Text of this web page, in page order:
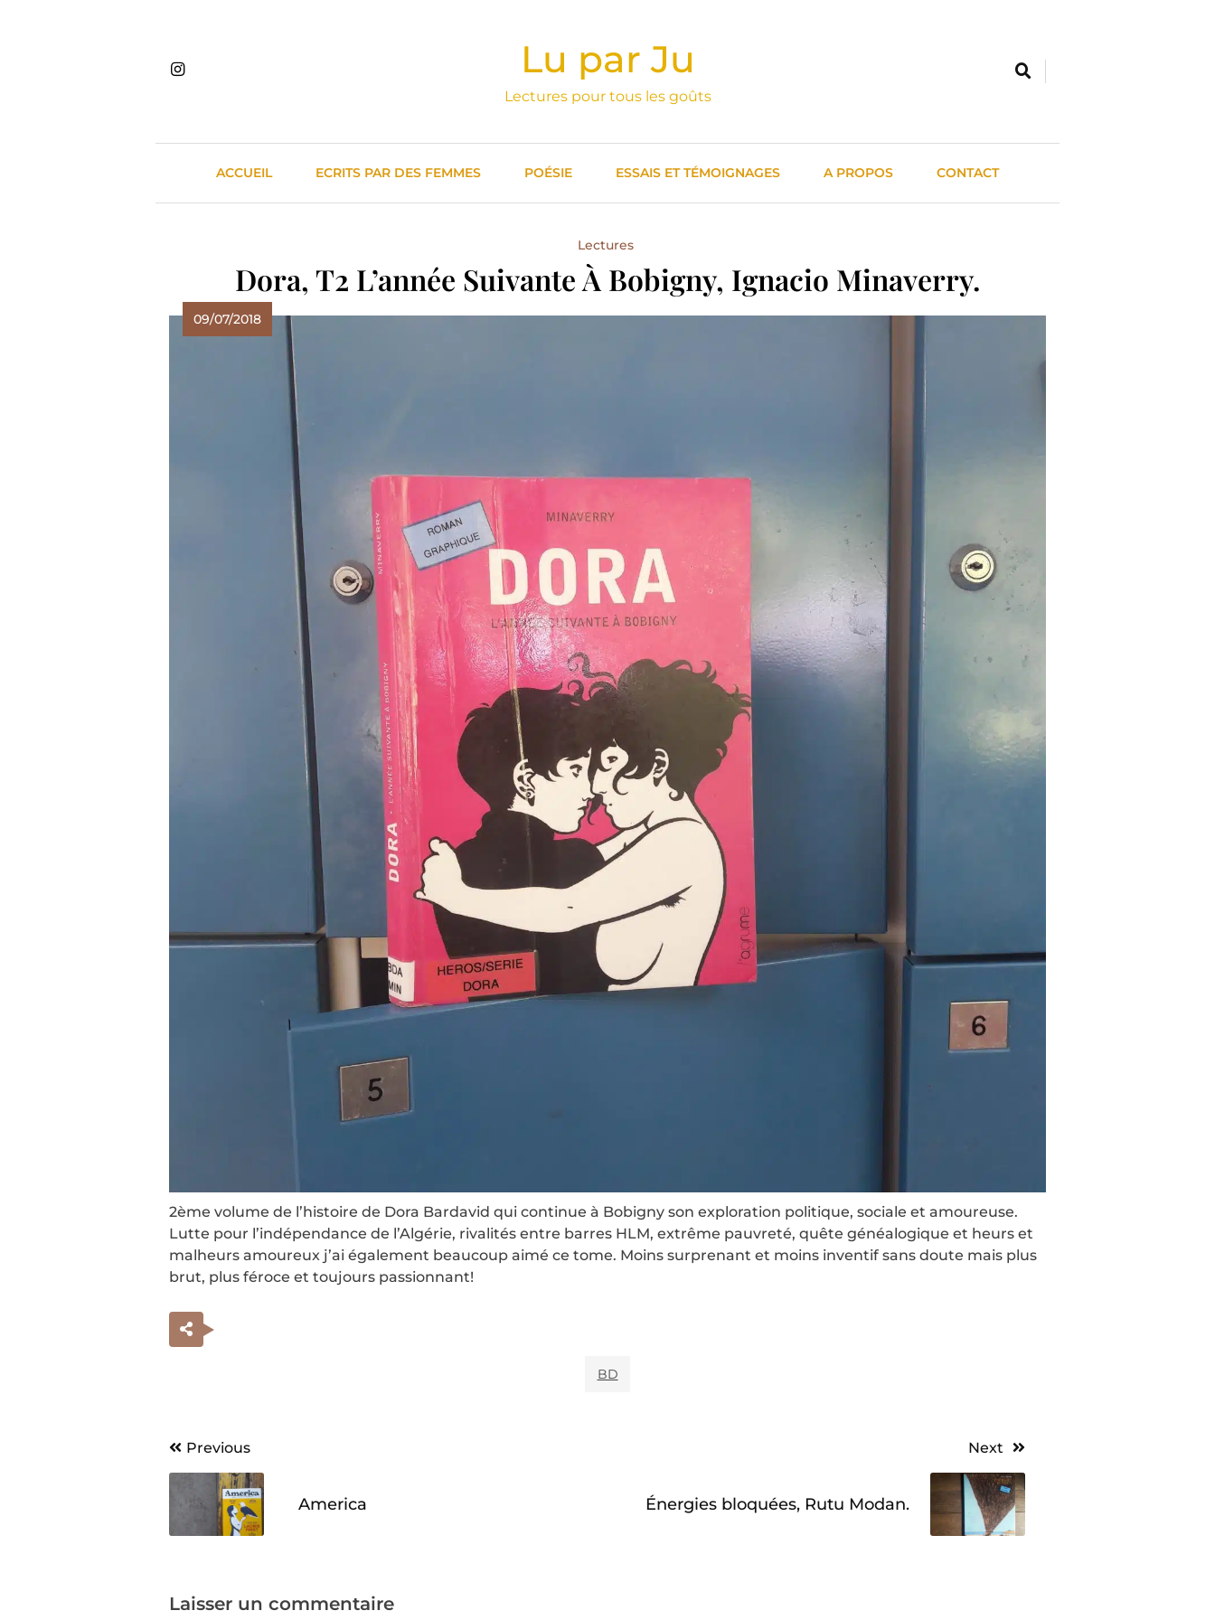
Lu par Ju
Lectures pour tous les goûts
ACCUEIL ECRITS PAR DES FEMMES POÉSIE ESSAIS ET TÉMOIGNAGES A PROPOS CONTACT
Lectures
Dora, T2 L’année Suivante À Bobigny, Ignacio Minaverry.
09/07/2018
2ème volume de l’histoire de Dora Bardavid qui continue à Bobigny son exploration politique, sociale et amoureuse.
Lutte pour l’indépendance de l’Algérie, rivalités entre barres HLM, extrême pauvreté, quête généalogique et heurs et
malheurs amoureux j’ai également beaucoup aimé ce tome. Moins surprenant et moins inventif sans doute mais plus
brut, plus féroce et toujours passionnant!
BD
Navigation
de
l’article
Previous
America
Next
Énergies bloquées, Rutu Modan.
Laisser un commentaire